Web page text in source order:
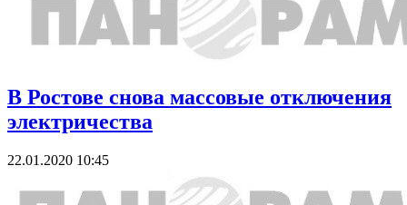
В Ростове снова массовые отключения
электричества
22.01.2020 10:45